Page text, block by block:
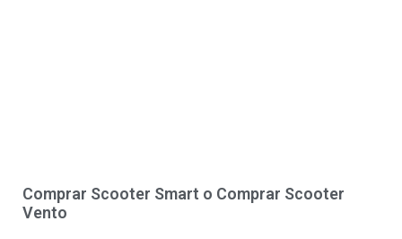
Comprar Scooter Smart o Comprar Scooter
Vento